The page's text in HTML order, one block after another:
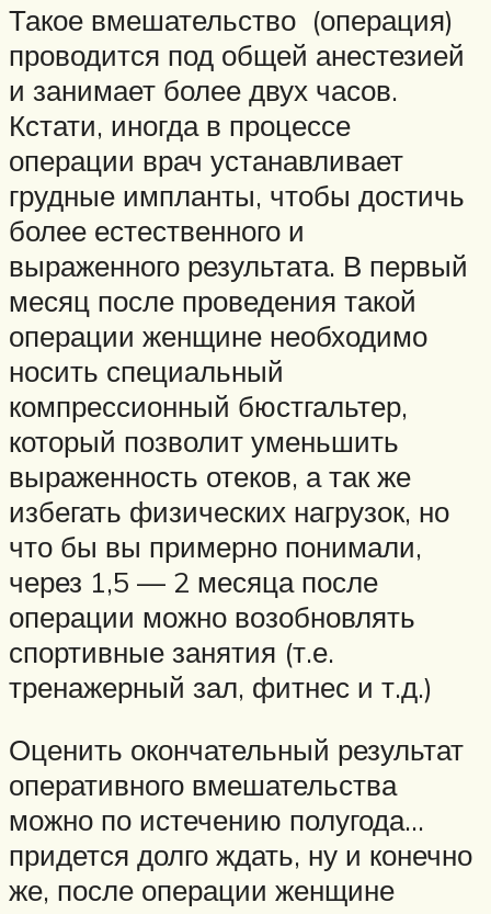
Такое вмешательство (операция)
проводится под общей анестезией
и занимает более двух часов.
Кстати, иногда в процессе
операции врач устанавливает
грудные импланты, чтобы достичь
более естественного и
выраженного результата. В первый
месяц после проведения такой
операции женщине необходимо
носить специальный
компрессионный бюстгальтер,
который позволит уменьшить
выраженность отеков, а так же
избегать физических нагрузок, но
что бы вы примерно понимали,
через 1,5 — 2 месяца после
операции можно возобновлять
спортивные занятия (т.е.
тренажерный зал, фитнес и т.д.)
Оценить окончательный результат
оперативного вмешательства
можно по истечению полугода…
придется долго ждать, ну и конечно
же, после операции женщине